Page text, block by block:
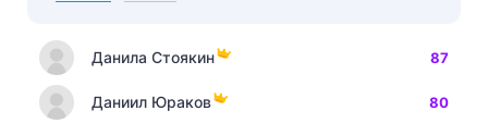
Данила Стоякин 87
Даниил Юраков 80